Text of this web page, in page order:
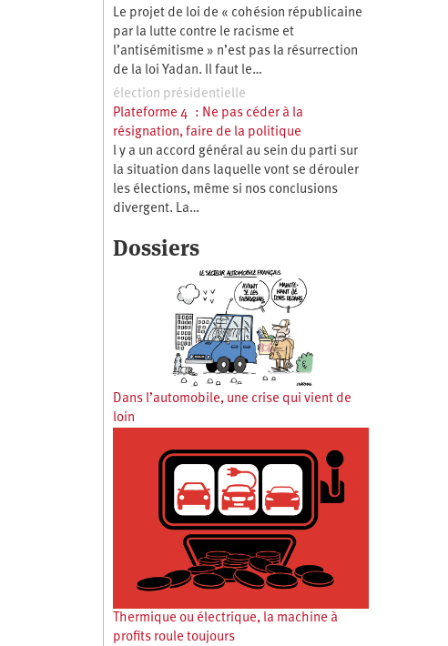
Le projet de loi de « cohésion républicaine
par la lutte contre le racisme et
l’antisémitisme » n’est pas la résurrection
de la loi Yadan. Il faut le…
élection présidentielle
Plateforme 4 : Ne pas céder à la
résignation, faire de la politique
l y a un accord général au sein du parti sur
la situation dans laquelle vont se dérouler
les élections, même si nos conclusions
divergent. La…
Dossiers
Dans l’automobile, une crise qui vient de
loin
Thermique ou électrique, la machine à
profits roule toujours